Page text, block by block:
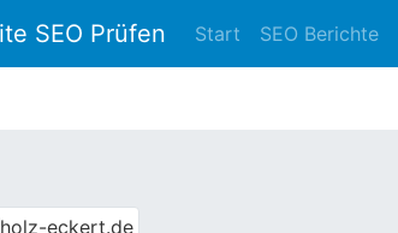
SEO Prüfen Start SEO Berichte